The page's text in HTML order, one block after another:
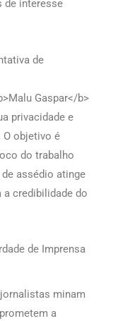
de interesse
de
Gaspar</b>
privacidade e
O objetivo é
do trabalho
assédio atinge
credibilidade do
de Imprensa
minam
a